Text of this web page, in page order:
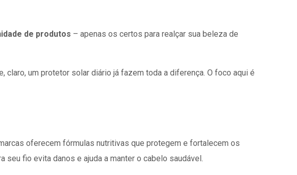
de produtos – apenas os certos para realçar sua beleza de
um protetor solar diário já fazem toda a diferença. O foco aqui é
oferecem fórmulas nutritivas que protegem e fortalecem os
seu fio evita danos e ajuda a manter o cabelo saudável.